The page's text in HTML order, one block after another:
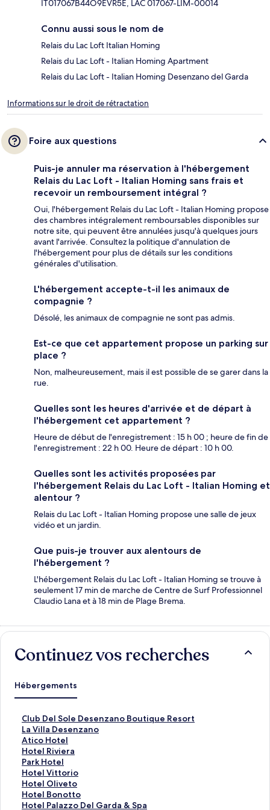
IT017067B44O9EVR5E, LAC 017067-LIM-00014
Connu aussi sous le nom de
Relais du Lac Loft Italian Homing
Relais du Lac Loft - Italian Homing Apartment
Relais du Lac Loft - Italian Homing Desenzano del Garda
Informations sur le droit de rétractation
Foire aux questions
Puis-je annuler ma réservation à l'hébergement
Relais du Lac Loft - Italian Homing sans frais et
recevoir un remboursement intégral ?
Oui, l'hébergement Relais du Lac Loft - Italian Homing propose
des chambres intégralement remboursables disponibles sur
notre site, qui peuvent être annulées jusqu'à quelques jours
avant l'arrivée. Consultez la politique d'annulation de
l'hébergement pour plus de détails sur les conditions
générales d'utilisation.
L'hébergement accepte-t-il les animaux de
compagnie ?
Désolé, les animaux de compagnie ne sont pas admis.
Est-ce que cet appartement propose un parking sur
place ?
Non, malheureusement, mais il est possible de se garer dans la
rue.
Quelles sont les heures d'arrivée et de départ à
l'hébergement cet appartement ?
Heure de début de l'enregistrement : 15 h 00 ; heure de fin de
l'enregistrement : 22 h 00. Heure de départ : 10 h 00.
Quelles sont les activités proposées par
l'hébergement Relais du Lac Loft - Italian Homing et
alentour ?
Relais du Lac Loft - Italian Homing propose une salle de jeux
vidéo et un jardin.
Que puis-je trouver aux alentours de
l'hébergement ?
L'hébergement Relais du Lac Loft - Italian Homing se trouve à
seulement 17 min de marche de Centre de Surf Professionnel
Claudio Lana et à 18 min de Plage Brema.
Continuez vos recherches
Hébergements
Club Del Sole Desenzano Boutique Resort
L
i
e
n
o
u
v
r
a
La Villa Desenzano
L
i
e
n
o
u
v
r
Atico Hotel
L
i
e
n
o
u
v
Hotel Riviera
L
i
e
n
o
u
Park Hotel
L
i
e
n
o
Hotel Vittorio
L
i
e
n
Hotel Oliveto
L
i
e
Hotel Bonotto
L
iHotel Palazzo Del Garda & Spa
L